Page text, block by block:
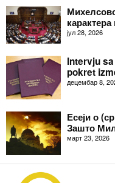
јул 28, 2026
Intervju
pokret
децембар 8,
Есеји о
Зашто
март 23, 2026